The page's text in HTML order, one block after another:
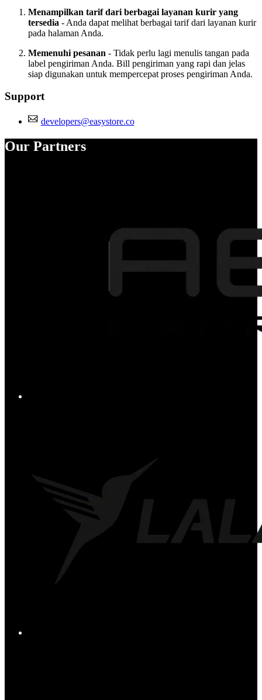
Menampilkan tarif dari berbagai layanan kurir yang
tersedia - Anda dapat melihat berbagai tarif dari layanan kurir
pada halaman Anda.
Memenuhi pesanan - Tidak perlu lagi menulis tangan pada
label pengiriman Anda. Bill pengiriman yang rapi dan jelas
siap digunakan untuk mempercepat proses pengiriman Anda.
Support
developers@easystore.co
Our Partners